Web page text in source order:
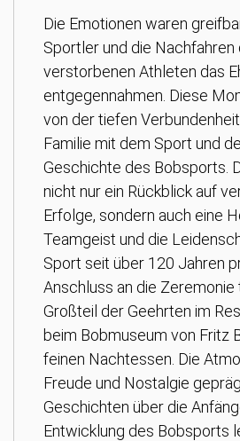
Die Emotionen waren
Sportler und die Nachfahren
verstorbenen Athleten das
entgegennahmen. Diese
von der tiefen
Familie mit dem Sport und
Geschichte des Bobsports.
nicht nur ein Rückblick auf
Erfolge, sondern auch eine
Teamgeist und die
Sport seit über 120 Jahren
Anschluss an die Zeremonie
Großteil der Geehrten im
beim Bobmuseum von Fritz
feinen Nachtessen. Die
Freude und Nostalgie
Geschichten über die
Entwicklung des Bobsports